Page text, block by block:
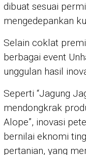
dibuat sesuai
mengedepankan
Selain coklat
berbagai event
unggulan hasil
Seperti “Jagung
mendongkrak
Alope”, inovasi
bernilai eknomi
pertanian, yang